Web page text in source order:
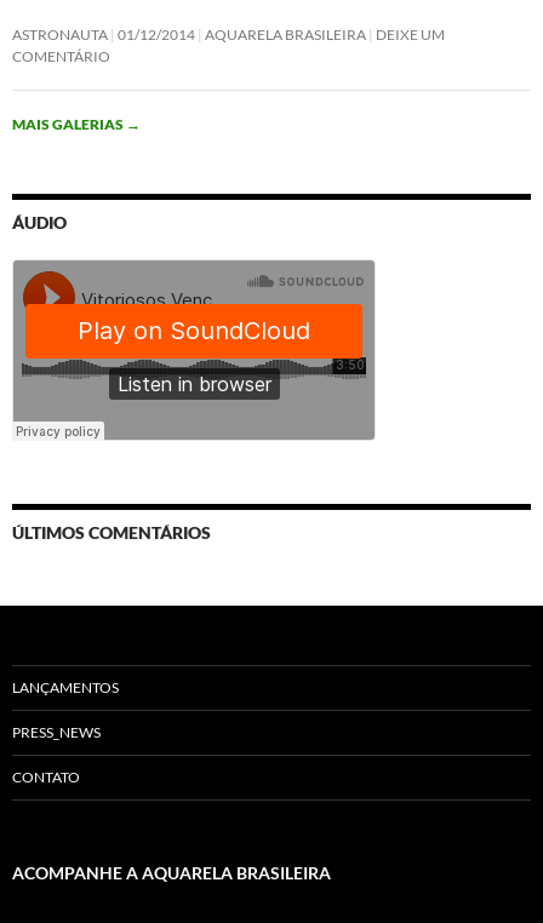
ASTRONAUTA 01/12/2014 AQUARELA BRASILEIRA DEIXE UM
COMENTÁRIO
MAIS GALERIAS →
ÁUDIO
ÚLTIMOS COMENTÁRIOS
LANÇAMENTOS
PRESS_NEWS
CONTATO
ACOMPANHE A AQUARELA BRASILEIRA